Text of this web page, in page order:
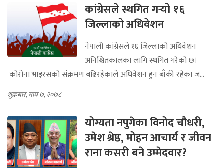
कांग्रेसले स्थगित गर्‍यो १६
जिल्लाको अधिवेशन
नेपाली कांग्रेसले १६ जिल्लाको अधिवेशन
अनिश्चितकालका लागि स्थगित गरेको छ।
कोरोना भाइरसको संक्रमण बढिरहेकाले अधिवेशन हुन बाँकी रहेका ज...
शुक्रबार, माघ ७, २०७८
योग्यता नपुगेका विनोद चौधरी,
उमेश श्रेष्ठ, मोहन आचार्य र जीवन
राना कसरी बने उम्मेदवार?